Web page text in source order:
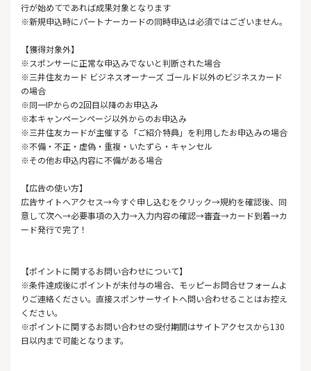
行が始めてであれば成果対象となります
※新規申込時にパートナーカードの同時申込は必須ではございません。
【獲得対象外】
※スポンサーに正常な申込みでないと判断された場合
※三井住友カード ビジネスオーナーズ ゴールド以外のビジネスカード
の場合
※同一IPからの2回目以降のお申込み
※本キャンペーンページ以外からのお申込み
※三井住友カードが主催する「ご紹介特典」を利用したお申込みの場合
※不備・不正・虚偽・重複・いたずら・キャンセル
※その他お申込内容に不備がある場合
【広告の使い方】
広告サイトへアクセス→今すぐ申し込むをクリック→規約を確認後、同
意して次へ→必要事項の入力→入力内容の確認→審査→カード到着→カ
ード発行で完了！
【ポイントに関するお問い合わせについて】
※条件達成後にポイントが未付与の場合、モッピーお問合せフォームよ
りご連絡ください。直接スポンサーサイトへ問い合わせることはお控え
ください。
※ポイントに関するお問い合わせの受付期間はサイトアクセスから130
日以内まで可能となります。